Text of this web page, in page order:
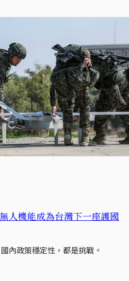
人機能成為台灣下一座護國
內政策穩定性，都是挑戰。